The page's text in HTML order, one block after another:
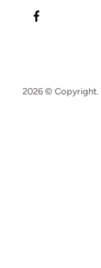
2026 © Copyright.